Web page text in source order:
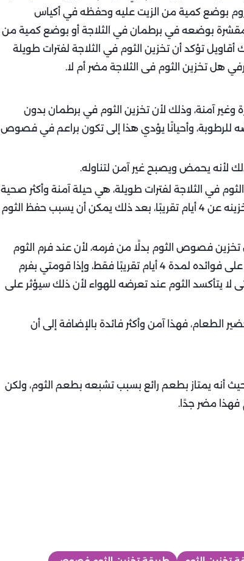
بتخزينه إما مفروم بوضع كمية من الزيت عليه وحفظه في أكياس
بوضعه في برطمان في الثلاجة أو بوضع كمية من
تؤكد أن تخزين الثوم في الثلاجة لفترات طويلة
هل تخزين الثوم فى الثلاجة مضر أم لا.
وغير آمنة، وذلك لأن تخزين الثوم في برطمان بدون
للرطوبة، وأحيانًا يؤدي هذا إلى تكون براعم في فصوص
لأنه يحمض ويصبح غير آمن لتناوله.
في الثلاجة لفترات طويلة، هي حيلة آمنة وأكثر صحية
لحفظ طعم الثوم ورائحته وفوائده، ولكن يجب ألا تزيد مدة تخزينه عن 4 أيام تقريبًا، بعد ذلك يمكن أن يسبب حفظ الثوم
فصوص الثوم بدلًا من فرمه، لأن عند فرم الثوم
يفقد خواصه وفائدته مباشرة، ولكن وضعه في الزيت يحافظ على فوائده لمدة 4 أيام تقريبًا فقط، وإذا قومتي بفرم
لا يتأكسد الثوم عند تعرضه للهواء لأن ذلك سيؤثر على
فهذا آمن وأكثر فائدة بالإضافة إلى أن
أنه يمتاز بطعم رائع بسبب تشبعه بطعم الثوم، ولكن
فهذا مضر جدًا.